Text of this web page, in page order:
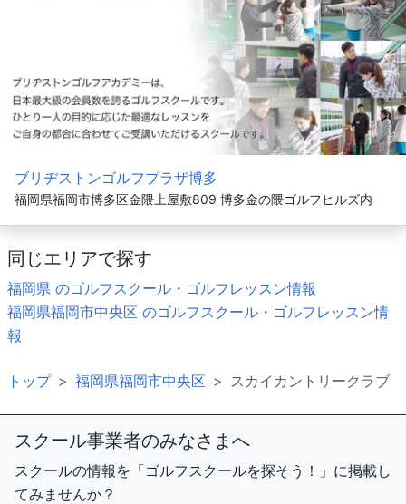
ブリヂストンゴルフプラザ博多
福岡県福岡市博多区金隈上屋敷809 博多金の隈ゴルフヒルズ内
同じエリアで探す
福岡県 のゴルフスクール・ゴルフレッスン情報
福岡県福岡市中央区 のゴルフスクール・ゴルフレッスン情
報
トップ 福岡県福岡市中央区 スカイカントリークラブ
スクール事業者のみなさまへ
スクールの情報を「ゴルフスクールを探そう！」に掲載し
てみませんか？